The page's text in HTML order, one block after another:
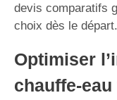
devis comparatifs
choix dès le départ.
Optimiser
chauffe-